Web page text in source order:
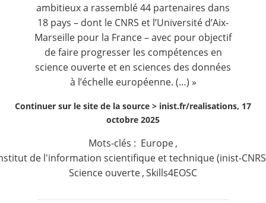
ambitieux a rassemblé 44 partenaires dans
18 pays – dont le CNRS et l’Université d’Aix-
Marseille pour la France – avec pour objectif
de faire progresser les compétences en
science ouverte et en sciences des données
à l’échelle européenne. (…) »
Continuer sur le site de la source > inist.fr/realisations, 17
octobre 2025
Mots-clés : Europe ,
de l'information scientifique et technique (inist-
Science ouverte,Skills4EOSC